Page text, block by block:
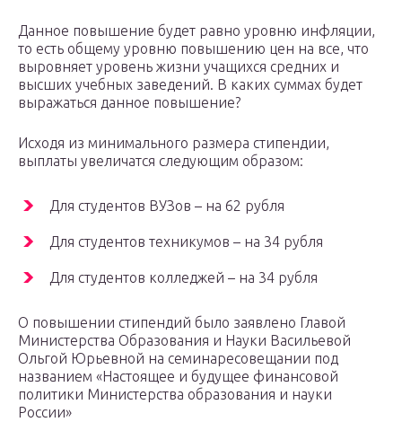
Данное повышение будет равно уровню инфляции,
то есть общему уровню повышению цен на все, что
выровняет уровень жизни учащихся средних и
высших учебных заведений. В каких суммах будет
выражаться данное повышение?
Исходя из минимального размера стипендии,
выплаты увеличатся следующим образом:
Для студентов ВУЗов – на 62 рубля
Для студентов техникумов – на 34 рубля
Для студентов колледжей – на 34 рубля
О повышении стипендий было заявлено Главой
Министерства Образования и Науки Васильевой
Ольгой Юрьевной на семинаресовещании под
названием «Настоящее и будущее финансовой
политики Министерства образования и науки
России»